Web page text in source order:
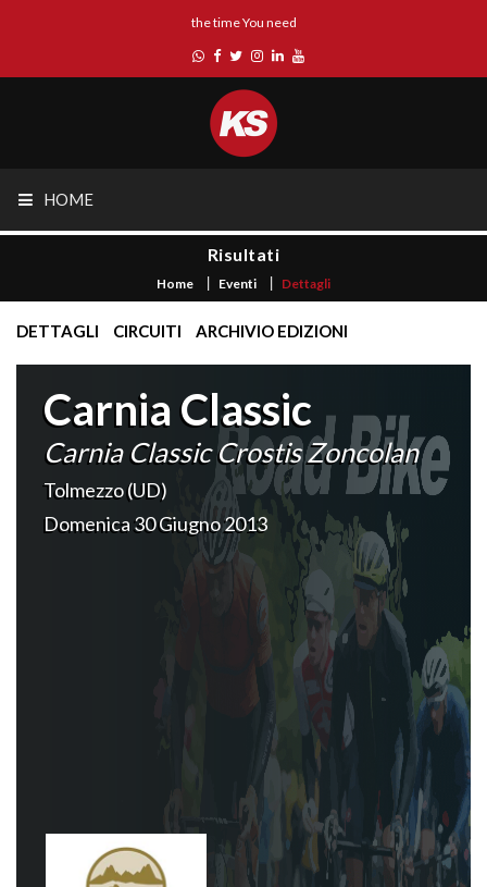
the time You need
HOME
Risultati
Home Eventi Dettagli
DETTAGLI CIRCUITI ARCHIVIO EDIZIONI
Carnia Classic
Carnia Classic Crostis Zoncolan
Tolmezzo (UD)
Domenica 30 Giugno 2013